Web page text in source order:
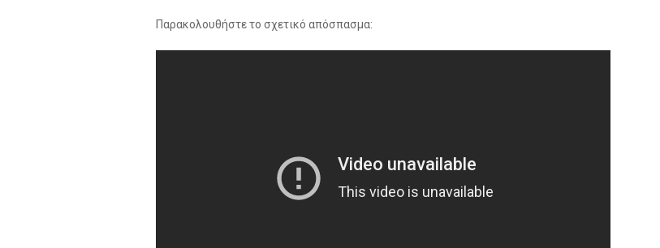
Παρακολουθήστε το σχετικό απόσπασμα: